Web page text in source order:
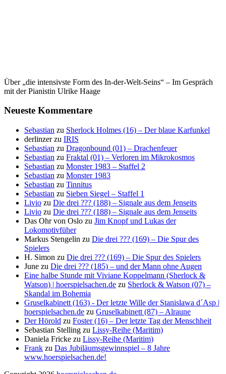
Über „die intensivste Form des In-der-Welt-Seins“ – Im Gespräch
mit der Pianistin Ulrike Haage
Neueste Kommentare
Sebastian zu Sherlock Holmes (16) – Der blaue Karfunkel
derlinzerzu IRIS
Sebastian zu Dragonbound (01) – Drachenfeuer
Sebastian zu Fraktal (01) – Verloren im Mikrokosmos
Sebastian zu Monster 1983 – Staffel 2
Sebastian zu Monster 1983
Sebastian zu Tinnitus
Sebastian zu Sieben Siegel – Staffel 1
Livio zu Die drei ??? (188) – Signale aus dem Jenseits
Livio zu Die drei ??? (188) – Signale aus dem Jenseits
Das Ohr von Oslo zu Jim Knopf und Lukas der
Lokomotivfüher
Markus Stengelin zu Die drei ??? (169) – Die Spur des
Spielers
H. Simon zu Die drei ??? (169) – Die Spur des Spielers
June zu Die drei ??? (185) – und der Mann ohne Augen
Eine halbe Stunde mit Viviane Koppelmann (Sherlock &
Watson) | hoerspielsachen.de zu Sherlock & Watson (07) –
Skandal im Bohemia
Gruselkabinett (163) - Der letzte Wille der Stanislawa d´Asp |
hoerspielsachen.de zu Gruselkabinett (87) – Alraune
Der Hörold zu Foster (16) – Der letzte Tag der Menschheit
Sebastian Stelling zu Lissy-Reihe (Maritim)
Daniela Fricke zu Lissy-Reihe (Maritim)
Frank zu Das Jubiläumsgewinnspiel – 8 Jahre
www.hoerspielsachen.de!